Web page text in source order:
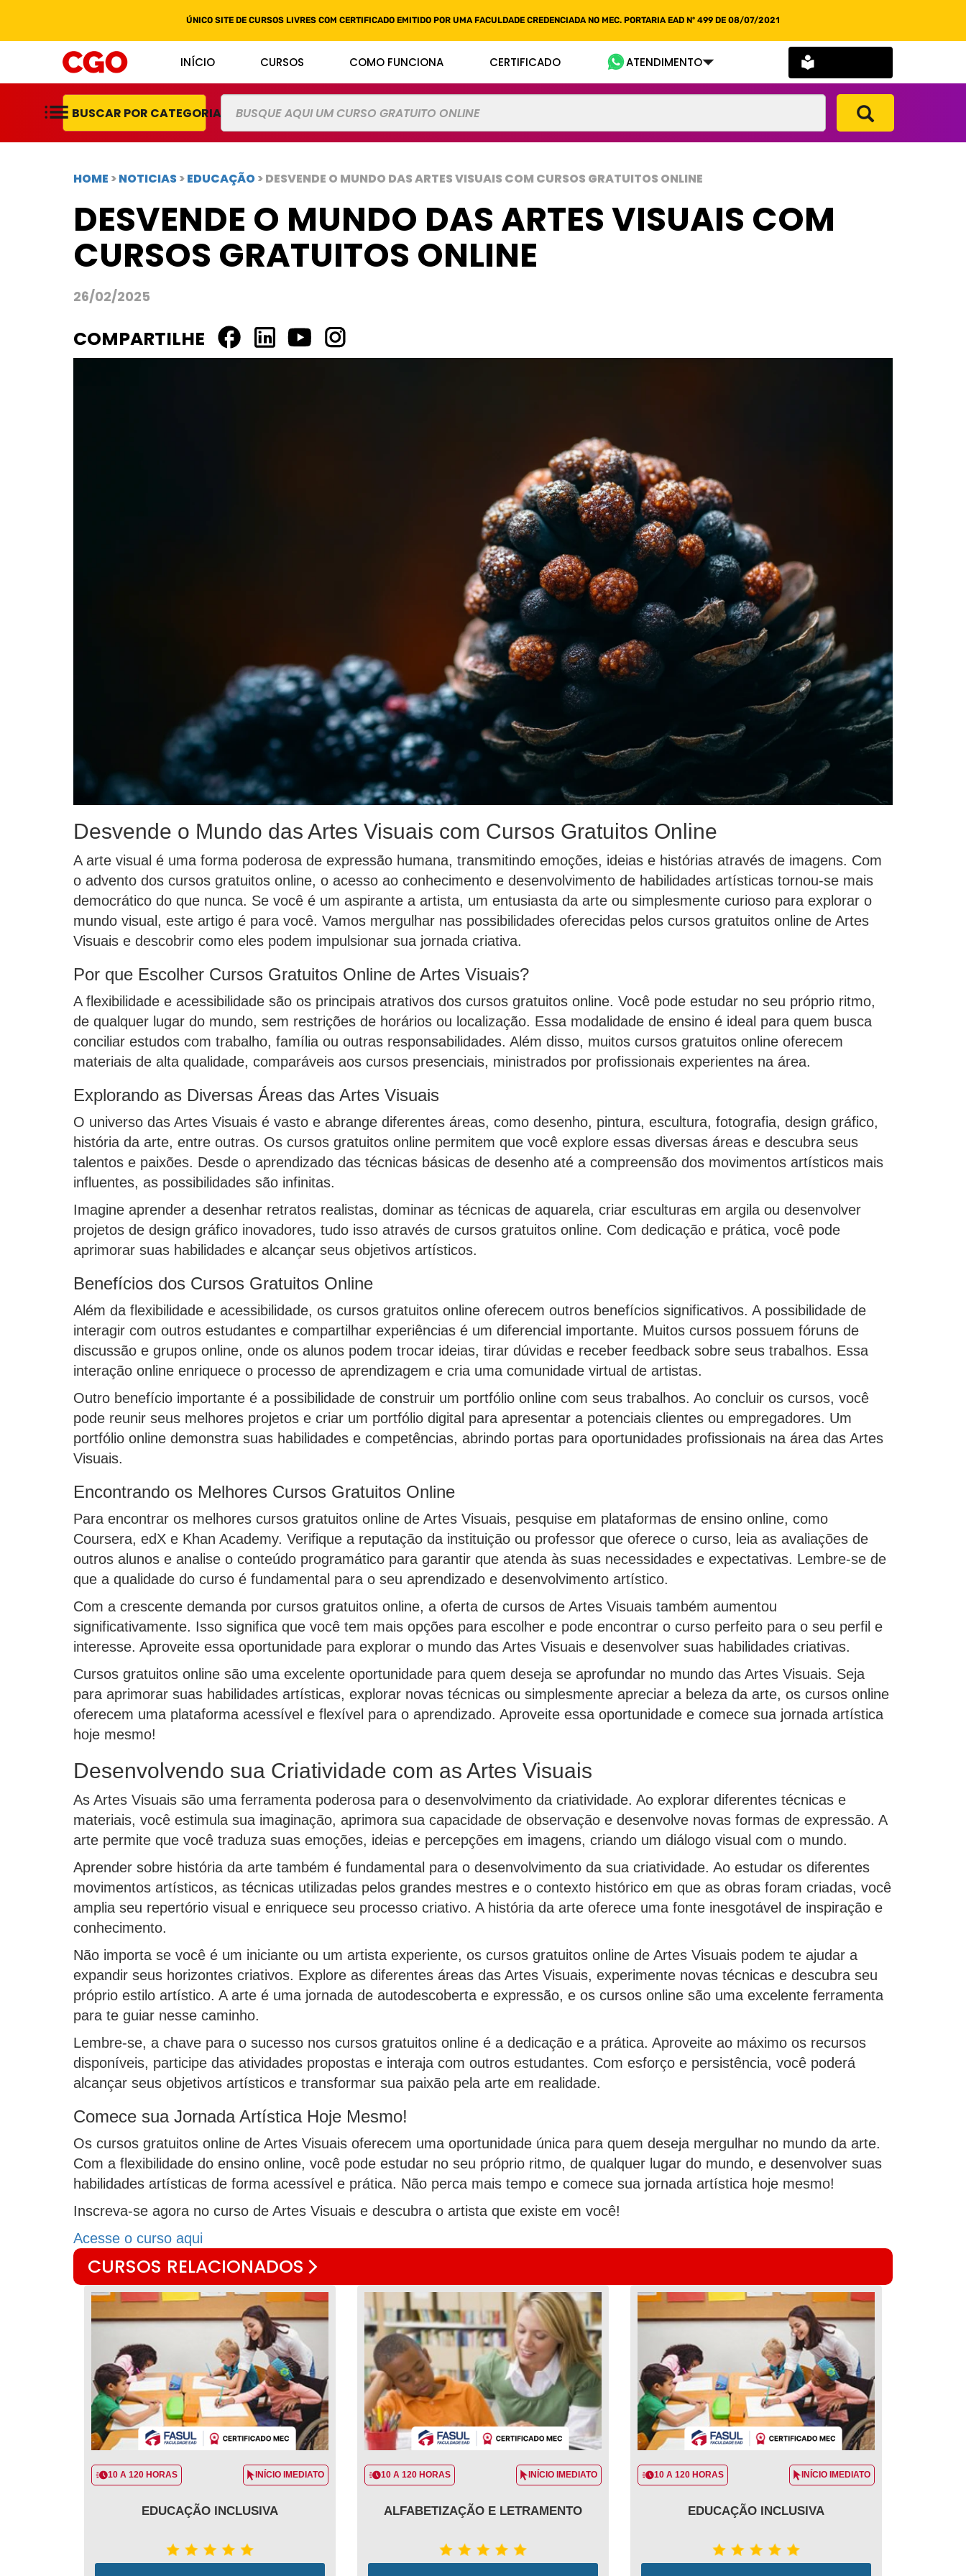
ÚNICO SITE DE CURSOS LIVRES COM CERTIFICADO EMITIDO POR UMA FACULDADE CREDENCIADA NO MEC. PORTARIA EAD Nº 499 DE 08/07/2021
INÍCIO CURSOS COMO FUNCIONA CERTIFICADO ATENDIMENTO
BUSCAR POR CATEGORIAS
HOME >NOTICIAS>EDUCAÇÃO> DESVENDE O MUNDO DAS ARTES VISUAIS COM CURSOS GRATUITOS ONLINE
DESVENDE O MUNDO DAS ARTES VISUAIS COM
CURSOS GRATUITOS ONLINE
26/02/2025
COMPARTILHE
Desvende o Mundo das Artes Visuais com Cursos Gratuitos Online
A arte visual é uma forma poderosa de expressão humana, transmitindo emoções, ideias e histórias através de imagens. Com
o advento dos cursos gratuitos online, o acesso ao conhecimento e desenvolvimento de habilidades artísticas tornou-se mais
democrático do que nunca. Se você é um aspirante a artista, um entusiasta da arte ou simplesmente curioso para explorar o
mundo visual, este artigo é para você. Vamos mergulhar nas possibilidades oferecidas pelos cursos gratuitos online de Artes
Visuais e descobrir como eles podem impulsionar sua jornada criativa.
Por que Escolher Cursos Gratuitos Online de Artes Visuais?
A flexibilidade e acessibilidade são os principais atrativos dos cursos gratuitos online. Você pode estudar no seu próprio ritmo,
de qualquer lugar do mundo, sem restrições de horários ou localização. Essa modalidade de ensino é ideal para quem busca
conciliar estudos com trabalho, família ou outras responsabilidades. Além disso, muitos cursos gratuitos online oferecem
materiais de alta qualidade, comparáveis aos cursos presenciais, ministrados por profissionais experientes na área.
Explorando as Diversas Áreas das Artes Visuais
O universo das Artes Visuais é vasto e abrange diferentes áreas, como desenho, pintura, escultura, fotografia, design gráfico,
história da arte, entre outras. Os cursos gratuitos online permitem que você explore essas diversas áreas e descubra seus
talentos e paixões. Desde o aprendizado das técnicas básicas de desenho até a compreensão dos movimentos artísticos mais
influentes, as possibilidades são infinitas.
Imagine aprender a desenhar retratos realistas, dominar as técnicas de aquarela, criar esculturas em argila ou desenvolver
projetos de design gráfico inovadores, tudo isso através de cursos gratuitos online. Com dedicação e prática, você pode
aprimorar suas habilidades e alcançar seus objetivos artísticos.
Benefícios dos Cursos Gratuitos Online
Além da flexibilidade e acessibilidade, os cursos gratuitos online oferecem outros benefícios significativos. A possibilidade de
interagir com outros estudantes e compartilhar experiências é um diferencial importante. Muitos cursos possuem fóruns de
discussão e grupos online, onde os alunos podem trocar ideias, tirar dúvidas e receber feedback sobre seus trabalhos. Essa
interação online enriquece o processo de aprendizagem e cria uma comunidade virtual de artistas.
Outro benefício importante é a possibilidade de construir um portfólio online com seus trabalhos. Ao concluir os cursos, você
pode reunir seus melhores projetos e criar um portfólio digital para apresentar a potenciais clientes ou empregadores. Um
portfólio online demonstra suas habilidades e competências, abrindo portas para oportunidades profissionais na área das Artes
Visuais.
Encontrando os Melhores Cursos Gratuitos Online
Para encontrar os melhores cursos gratuitos online de Artes Visuais, pesquise em plataformas de ensino online, como
Coursera, edX e Khan Academy. Verifique a reputação da instituição ou professor que oferece o curso, leia as avaliações de
outros alunos e analise o conteúdo programático para garantir que atenda às suas necessidades e expectativas. Lembre-se de
que a qualidade do curso é fundamental para o seu aprendizado e desenvolvimento artístico.
Com a crescente demanda por cursos gratuitos online, a oferta de cursos de Artes Visuais também aumentou
significativamente. Isso significa que você tem mais opções para escolher e pode encontrar o curso perfeito para o seu perfil e
interesse. Aproveite essa oportunidade para explorar o mundo das Artes Visuais e desenvolver suas habilidades criativas.
Cursos gratuitos online são uma excelente oportunidade para quem deseja se aprofundar no mundo das Artes Visuais. Seja
para aprimorar suas habilidades artísticas, explorar novas técnicas ou simplesmente apreciar a beleza da arte, os cursos online
oferecem uma plataforma acessível e flexível para o aprendizado. Aproveite essa oportunidade e comece sua jornada artística
hoje mesmo!
Desenvolvendo sua Criatividade com as Artes Visuais
As Artes Visuais são uma ferramenta poderosa para o desenvolvimento da criatividade. Ao explorar diferentes técnicas e
materiais, você estimula sua imaginação, aprimora sua capacidade de observação e desenvolve novas formas de expressão. A
arte permite que você traduza suas emoções, ideias e percepções em imagens, criando um diálogo visual com o mundo.
Aprender sobre história da arte também é fundamental para o desenvolvimento da sua criatividade. Ao estudar os diferentes
movimentos artísticos, as técnicas utilizadas pelos grandes mestres e o contexto histórico em que as obras foram criadas, você
amplia seu repertório visual e enriquece seu processo criativo. A história da arte oferece uma fonte inesgotável de inspiração e
conhecimento.
Não importa se você é um iniciante ou um artista experiente, os cursos gratuitos online de Artes Visuais podem te ajudar a
expandir seus horizontes criativos. Explore as diferentes áreas das Artes Visuais, experimente novas técnicas e descubra seu
próprio estilo artístico. A arte é uma jornada de autodescoberta e expressão, e os cursos online são uma excelente ferramenta
para te guiar nesse caminho.
Lembre-se, a chave para o sucesso nos cursos gratuitos online é a dedicação e a prática. Aproveite ao máximo os recursos
disponíveis, participe das atividades propostas e interaja com outros estudantes. Com esforço e persistência, você poderá
alcançar seus objetivos artísticos e transformar sua paixão pela arte em realidade.
Comece sua Jornada Artística Hoje Mesmo!
Os cursos gratuitos online de Artes Visuais oferecem uma oportunidade única para quem deseja mergulhar no mundo da arte.
Com a flexibilidade do ensino online, você pode estudar no seu próprio ritmo, de qualquer lugar do mundo, e desenvolver suas
habilidades artísticas de forma acessível e prática. Não perca mais tempo e comece sua jornada artística hoje mesmo!
Inscreva-se agora no curso de Artes Visuais e descubra o artista que existe em você!
Acesse o curso aqui
CURSOS RELACIONADOS
10 A 120 HORAS INÍCIO IMEDIATO
EDUCAÇÃO INCLUSIVA
10 A 120 HORAS INÍCIO IMEDIATO
ALFABETIZAÇÃO E LETRAMENTO
10 A 120 HORAS INÍCIO IMEDIATO
EDUCAÇÃO INCLUSIVA